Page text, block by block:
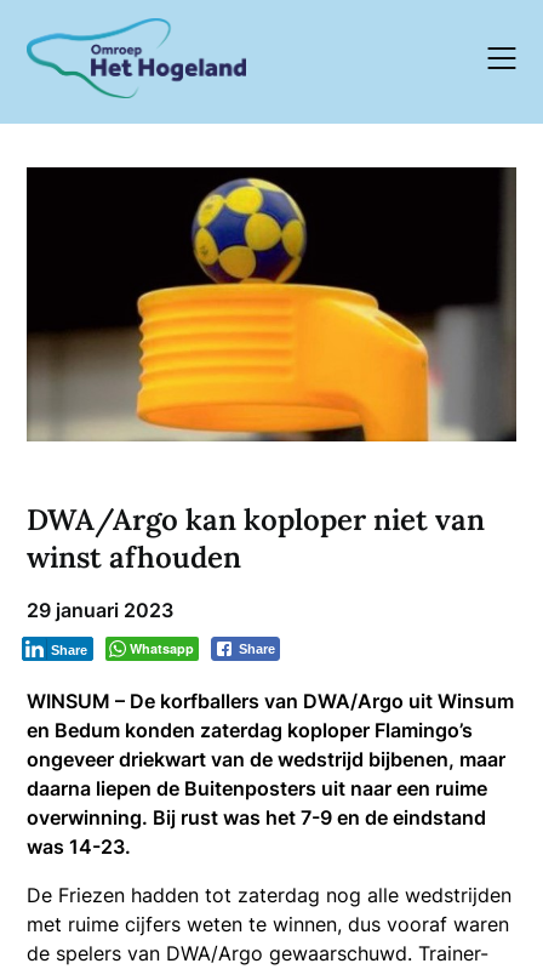
content
DWA/Argo kan koploper niet van
winst afhouden
29 januari 2023
Whatsapp Share
Share
WINSUM – De korfballers van DWA/Argo uit Winsum
en Bedum konden zaterdag koploper Flamingo’s
ongeveer driekwart van de wedstrijd bijbenen, maar
daarna liepen de Buitenposters uit naar een ruime
overwinning. Bij rust was het 7-9 en de eindstand
was 14-23.
De Friezen hadden tot zaterdag nog alle wedstrijden
met ruime cijfers weten te winnen, dus vooraf waren
de spelers van DWA/Argo gewaarschuwd. Trainer-